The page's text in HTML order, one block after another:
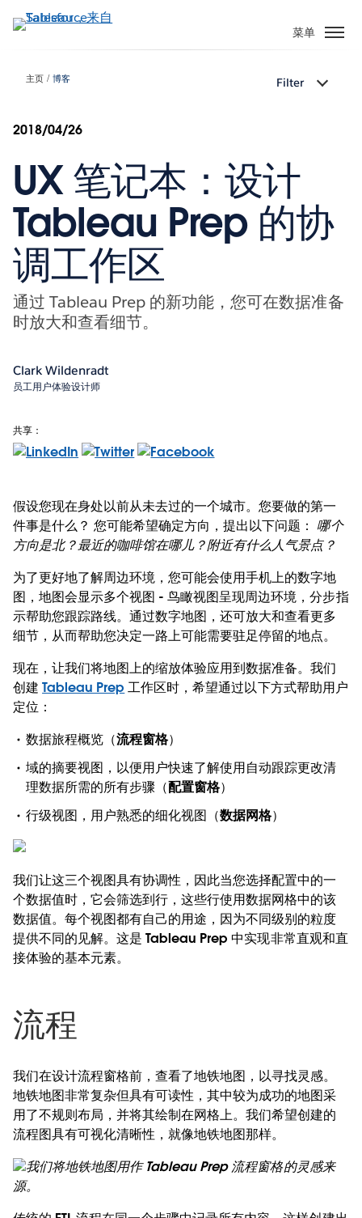
转
容
菜单
主页 博客 Filter
2018/04/26
UX 笔记本：设计
Tableau Prep 的协
调工作区
通过 Tableau Prep 的新功能，您可在数据准备
时放大和查看细节。
Clark Wildenradt
员工用户体验设计师
共享：
假设您现在身处以前从未去过的一个城市。您要做的第一
件事是什么？ 您可能希望确定方向，提出以下问题： 哪个
方向是北？最近的咖啡馆在哪儿？附近有什么人气景点？
为了更好地了解周边环境，您可能会使用手机上的数字地
图，地图会显示多个视图 - 鸟瞰视图呈现周边环境，分步指
示帮助您跟踪路线。通过数字地图，还可放大和查看更多
细节，从而帮助您决定一路上可能需要驻足停留的地点。
现在，让我们将地图上的缩放体验应用到数据准备。我们
创建Tableau Prep 工作区时，希望通过以下方式帮助用户
定位：
数据旅程概览（流程窗格）
域的摘要视图，以便用户快速了解使用自动跟踪更改清
理数据所需的所有步骤（配置窗格）
行级视图，用户熟悉的细化视图（数据网格）
我们让这三个视图具有协调性，因此当您选择配置中的一
个数据值时，它会筛选到行，这些行使用数据网格中的该
数据值。每个视图都有自己的用途，因为不同级别的粒度
提供不同的见解。这是 Tableau Prep 中实现非常直观和直
接体验的基本元素。
流程
我们在设计流程窗格前，查看了地铁地图，以寻找灵感。
地铁地图非常复杂但具有可读性，其中较为成功的地图采
用了不规则布局，并将其绘制在网格上。我们希望创建的
流程图具有可视化清晰性，就像地铁地图那样。
我们将地铁地图用作 Tableau Prep 流程窗格的灵感来
源。